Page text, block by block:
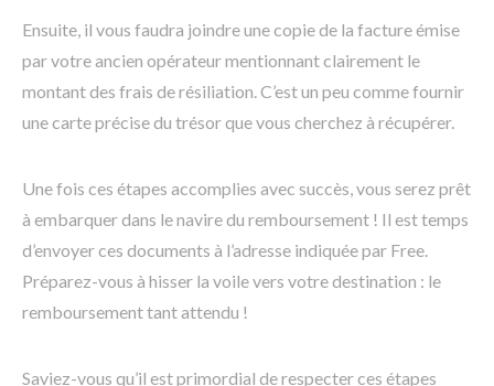
Ensuite, il vous faudra joindre une copie de la facture émise
par votre ancien opérateur mentionnant clairement le
montant des frais de résiliation. C’est un peu comme fournir
une carte précise du trésor que vous cherchez à récupérer.
Une fois ces étapes accomplies avec succès, vous serez prêt
à embarquer dans le navire du remboursement ! Il est temps
d’envoyer ces documents à l’adresse indiquée par Free.
Préparez-vous à hisser la voile vers votre destination : le
remboursement tant attendu !
Saviez-vous qu’il est primordial de respecter ces étapes